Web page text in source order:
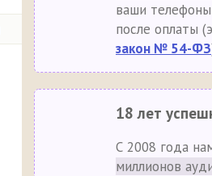
ваши
после оплаты
закон № 54-ФЗ
18 лет
С 2008 года
миллионов